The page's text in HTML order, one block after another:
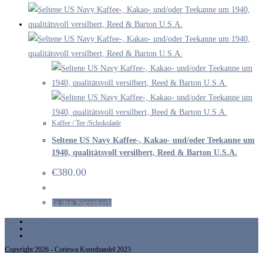
Kaffee / Tee /Schokolade
Seltene US Navy Kaffee-, Kakao- und/oder Teekanne um
1940, qualitätsvoll versilbert, Reed & Barton U.S.A.
€380.00
In den Warenkorb
Copyright 2026 - Coriewa Kunsthandel 2023